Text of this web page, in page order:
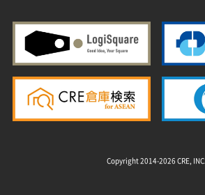
Copyright 2014-2026 CRE, INC.